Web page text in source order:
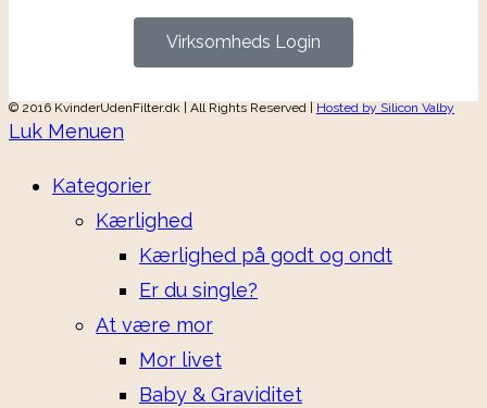
Virksomheds Login
© 2016 KvinderUdenFilter.dk | All Rights Reserved | Hosted by Silicon Valby
Luk Menuen
Kategorier
Kærlighed
Kærlighed på godt og ondt
Er du single?
At være mor
Mor livet
Baby & Graviditet